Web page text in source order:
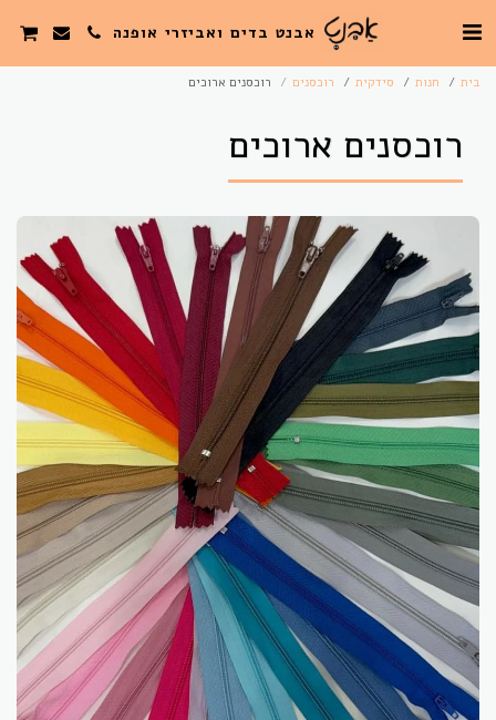
אבנט בדים ואביזרי אופנה
בית חנות סידקית רוכסנים רוכסנים ארוכים
רוכסנים ארוכים